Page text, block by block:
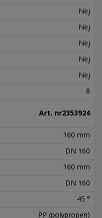
Nej
Nej
Nej
Nej
Nej
8
Art. nr2353924
160 mm
DN 160
160 mm
DN 160
45 °
PP (polypropen)